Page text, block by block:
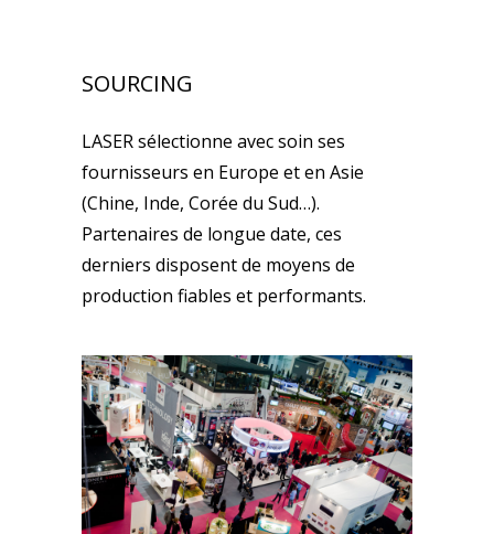
SOURCING
LASER sélectionne avec soin ses
fournisseurs en Europe et en Asie
(Chine, Inde, Corée du Sud…).
Partenaires de longue date, ces
derniers disposent de moyens de
production fiables et performants.